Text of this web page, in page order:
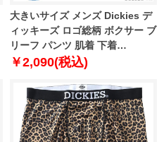
大きいサイズ メンズ Dickies デ
ィッキーズ ロゴ総柄 ボクサー ブ
リーフ パンツ 肌着 下着
80212700
￥2,090(税込)